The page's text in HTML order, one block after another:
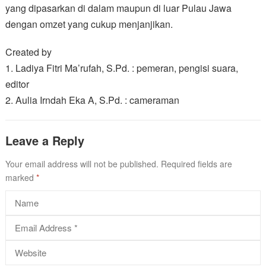
yang dipasarkan di dalam maupun di luar Pulau Jawa
dengan omzet yang cukup menjanjikan.
Created by
1. Ladiya Fitri Ma’rufah, S.Pd. : pemeran, pengisi suara,
editor
2. Aulia Irndah Eka A, S.Pd. : cameraman
Leave a Reply
Your email address will not be published. Required fields are
marked *